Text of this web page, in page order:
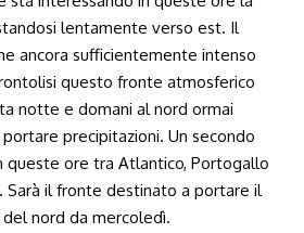
lentamente verso est. Il
ancora sufficientemente intenso
questo fronte atmosferico
notte e domani al nord ormai
precipitazioni. Un secondo
queste ore tra Atlantico, Portogallo
Sarà il fronte destinato a portare il
nord da mercoledì.